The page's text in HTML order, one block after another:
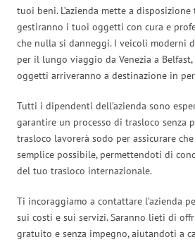
tuoi beni. L’azienda mette a
gestiranno i tuoi oggetti con cura e
che nulla si danneggi. I veicoli moderni
per il lungo viaggio da Venezia a
oggetti arriveranno a destinazione in
Tutti i dipendenti dell’azienda sono
garantire un processo di trasloco senza
trasloco lavorerà sodo per assicurare
semplice possibile, permettendoti di
del tuo trasloco internazionale.
Ti incoraggiamo a contattare l’azienda
sui costi e sui servizi. Saranno lieti di
gratuito e senza impegno, aiutandoti a